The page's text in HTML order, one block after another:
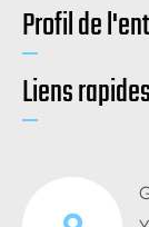
Profil de
Liens rapides